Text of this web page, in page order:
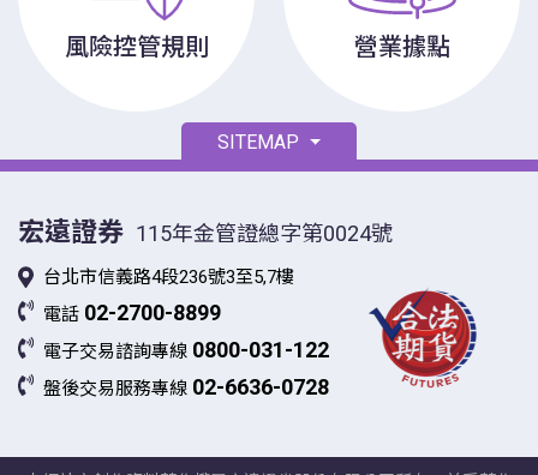
風險控管規則 營業據點
SITEMAP
宏遠證券 115年金管證總字第0024號
台北市信義路4段236號3至5,7樓
電話 02-2700-8899
電子交易諮詢專線 0800-031-122
盤後交易服務專線 02-6636-0728